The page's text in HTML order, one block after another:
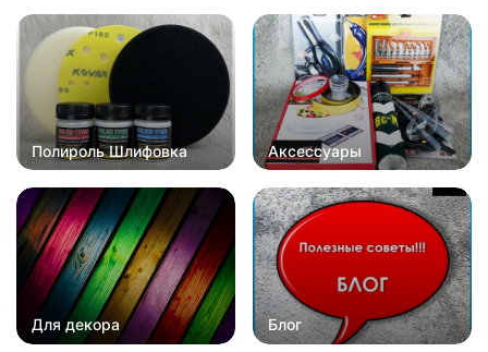
Полироль Шлифовка Аксессуары
Для декора Блог